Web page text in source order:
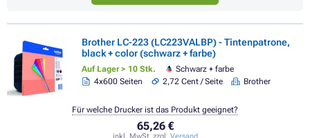
Brother LC-223 (LC223VALBP) - Tintenpatrone,
black + color (schwarz + farbe)
Auf Lager > 10 Stk.
Schwarz + farbe
4x600 Seiten
2,72 Cent / Seite Brother
65,26 €
inkl. MwSt. zzgl. Versand
Für welche Drucker ist das Produkt geeignet?